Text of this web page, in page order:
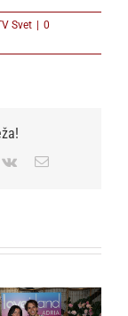
Svet
0
Vk Email